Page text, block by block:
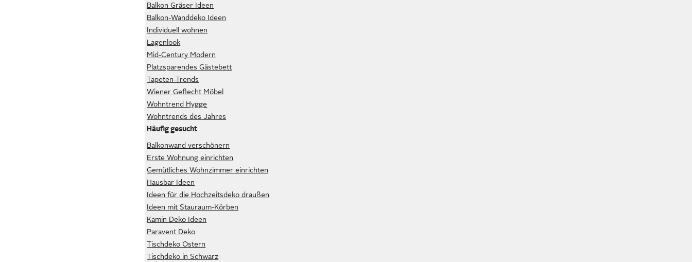
Balkon Gräser Ideen
Balkon-Wanddeko Ideen
Individuell wohnen
Lagenlook
Mid-Century Modern
Platzsparendes Gästebett
Tapeten-Trends
Wiener Geflecht Möbel
Wohntrend Hygge
Wohntrends des Jahres
Häufig gesucht
Balkonwand verschönern
Erste Wohnung einrichten
Gemütliches Wohnzimmer einrichten
Hausbar Ideen
Ideen für die Hochzeitsdeko draußen
Ideen mit Stauraum-Körben
Kamin Deko Ideen
Paravent Deko
Tischdeko Ostern
Tischdeko in Schwarz